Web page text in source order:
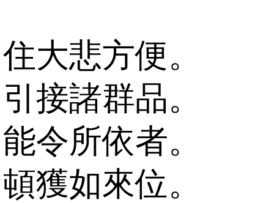
住大悲方便。
引接諸群品。
能令所依者。
頓獲如來位。